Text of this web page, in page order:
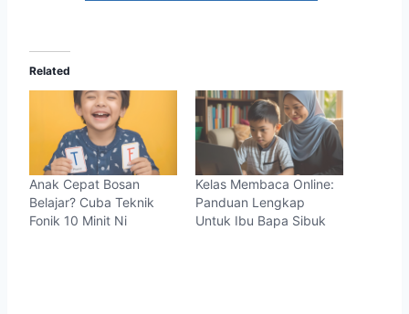
Related
Anak Cepat Bosan
Belajar? Cuba Teknik
Fonik 10 Minit Ni
Kelas Membaca Online:
Panduan Lengkap
Untuk Ibu Bapa Sibuk